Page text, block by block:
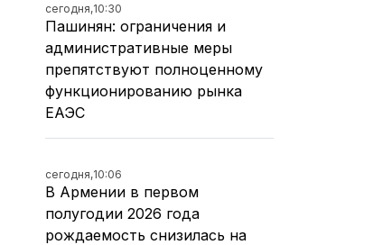
сегодня,10:30
Пашинян: ограничения и
административные меры
препятствуют полноценному
функционированию рынка
ЕАЭС
сегодня,10:06
В Армении в первом
полугодии 2026 года
рождаемость снизилась на